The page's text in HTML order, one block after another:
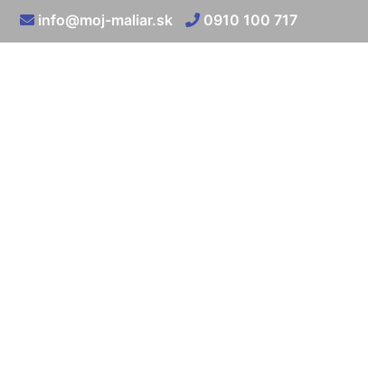
info@moj-maliar.sk 0910 100 717